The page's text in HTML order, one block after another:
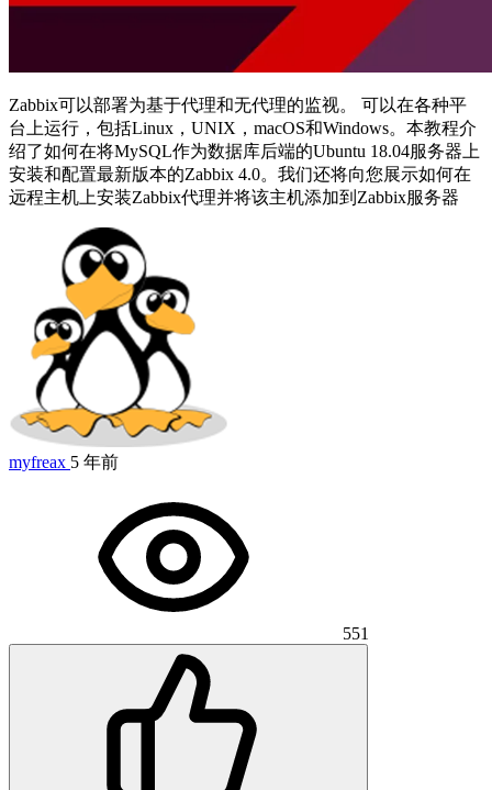
Zabbix可以部署为基于代理和无代理的监视。 可以在各种平
台上运行，包括Linux，UNIX，macOS和Windows。本教程介
绍了如何在将MySQL作为数据库后端的Ubuntu 18.04服务器上
安装和配置最新版本的Zabbix 4.0。我们还将向您展示如何在
远程主机上安装Zabbix代理并将该主机添加到Zabbix服务器
myfreax 5 年前
551